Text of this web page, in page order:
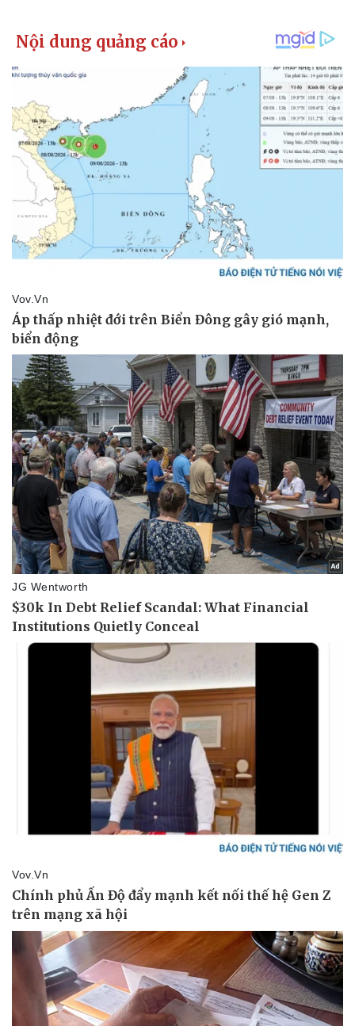
Kinh tế
Bất động sản
Khởi nghiệp
Giá vàng
Tiêu dùng
Tỷ giá
Giá cà phê